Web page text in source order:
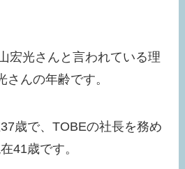
宏光さんと言われている理
んの年齢です。
歳で、TOBEの社長を務め
41歳です。